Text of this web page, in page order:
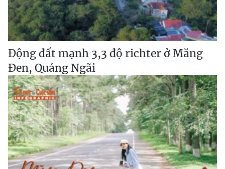
Động đất mạnh 3,3 độ richter ở Măng
Đen, Quảng Ngãi